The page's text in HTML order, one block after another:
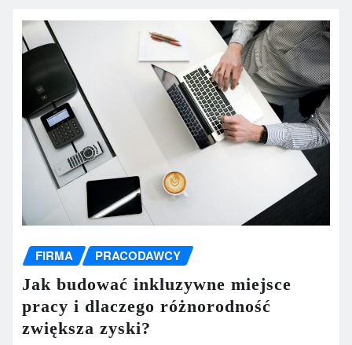
FIRMA PRACODAWCY
Jak budować inkluzywne miejsce
pracy i dlaczego różnorodność
zwiększa zyski?